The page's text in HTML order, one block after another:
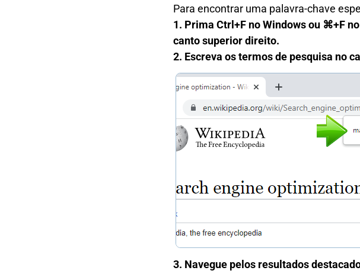
Para encontrar uma palavra-chave
1. Prima Ctrl+F no Windows ou ⌘+F
canto superior direito.
2. Escreva os termos de pesquisa no
3. Navegue pelos resultados